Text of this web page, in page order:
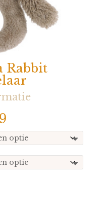
Rabbit
€12,99
tot
€14,99